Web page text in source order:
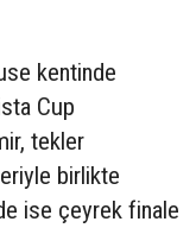
kentinde
Cup
tekler
birlikte
ise çeyrek finale